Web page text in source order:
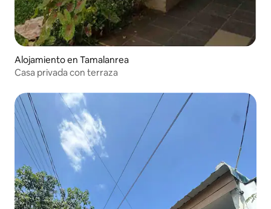
Alojamiento en Tamalanrea
Casa privada con terraza